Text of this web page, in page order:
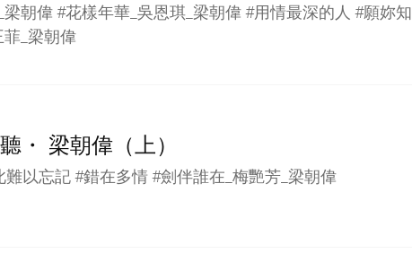
朝偉 #花樣年華_吳恩琪_梁朝偉 #用情最深的人 #願妳知
_梁朝偉
・ 梁朝偉（上）
以忘記 #錯在多情 #劍伴誰在_梅艷芳_梁朝偉